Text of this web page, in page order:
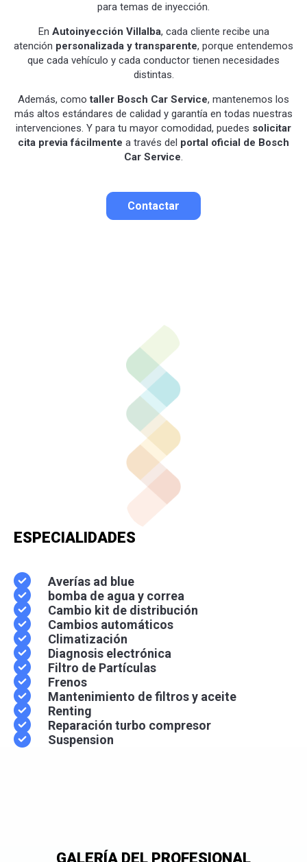
para temas de inyección.
En Autoinyección Villalba, cada cliente recibe una
atención personalizada y transparente, porque entendemos
que cada vehículo y cada conductor tienen necesidades
distintas.
Además, comotaller Bosch Car Service, mantenemos los
más altos estándares de calidad y garantía en todas nuestras
intervenciones. Y para tu mayor comodidad, puedes solicitar
cita previa fácilmente a través del portal oficial de Bosch
Car Service.
Contactar
ESPECIALIDADES
Averías ad blue
bomba de agua y correa
Cambio kit de distribución
Cambios automáticos
Climatización
Diagnosis electrónica
Filtro de Partículas
Frenos
Mantenimiento de filtros y aceite
Renting
Reparación turbo compresor
Suspension
GALERÍA DEL PROFESIONAL